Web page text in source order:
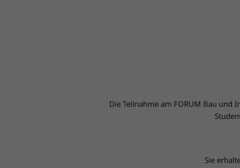
Die Teilnahme am FORUM Bau und
Sie